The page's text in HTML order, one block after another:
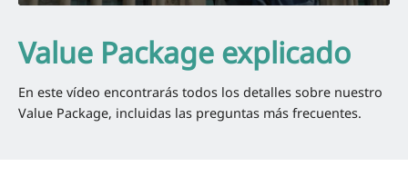
Value Package explicado
En este vídeo encontrarás todos los detalles sobre nuestro
Value Package, incluidas las preguntas más frecuentes.